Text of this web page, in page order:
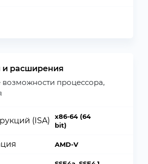
и расширения
возможности процессора,
(ISA)
x86-64 (64
bit)
AMD-V